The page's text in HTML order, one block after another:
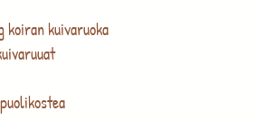
koiran kuivaruoka